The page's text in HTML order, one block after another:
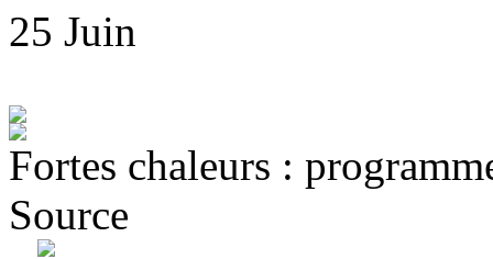
25 Juin
Fortes chaleurs :
Source